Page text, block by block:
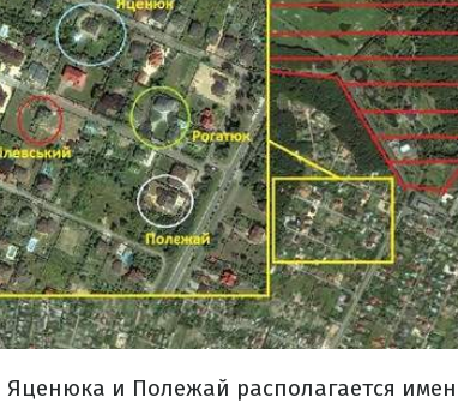
и Полежай располагается